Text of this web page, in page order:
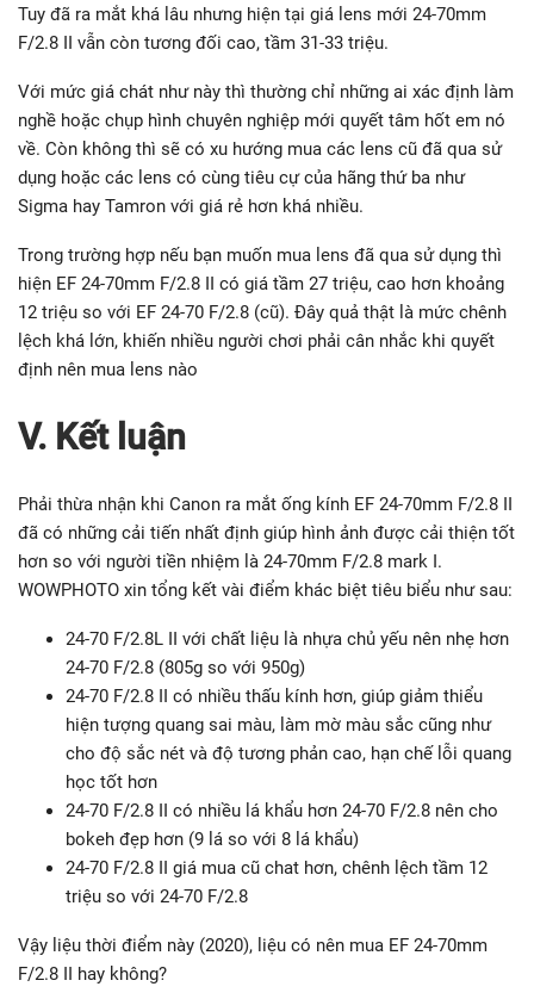
Tuy đã ra mắt khá lâu nhưng hiện tại giá lens mới 24-70mm
F/2.8 II vẫn còn tương đối cao, tầm 31-33 triệu.
Với mức giá chát như này thì thường chỉ những ai xác định làm
nghề hoặc chụp hình chuyên nghiệp mới quyết tâm hốt em nó
về. Còn không thì sẽ có xu hướng mua các lens cũ đã qua sử
dụng hoặc các lens có cùng tiêu cự của hãng thứ ba như
Sigma hay Tamron với giá rẻ hơn khá nhiều.
Trong trường hợp nếu bạn muốn mua lens đã qua sử dụng thì
hiện EF 24-70mm F/2.8 II có giá tầm 27 triệu, cao hơn khoảng
12 triệu so với EF 24-70 F/2.8 (cũ). Đây quả thật là mức chênh
lệch khá lớn, khiến nhiều người chơi phải cân nhắc khi quyết
định nên mua lens nào
V. Kết luận
Phải thừa nhận khi Canon ra mắt ống kính EF 24-70mm F/2.8 II
đã có những cải tiến nhất định giúp hình ảnh được cải thiện tốt
hơn so với người tiền nhiệm là 24-70mm F/2.8 mark I.
WOWPHOTO xin tổng kết vài điểm khác biệt tiêu biểu như sau:
24-70 F/2.8L II với chất liệu là nhựa chủ yếu nên nhẹ hơn
24-70 F/2.8 (805g so với 950g)
24-70 F/2.8 II có nhiều thấu kính hơn, giúp giảm thiểu
hiện tượng quang sai màu, làm mờ màu sắc cũng như
cho độ sắc nét và độ tương phản cao, hạn chế lỗi quang
học tốt hơn
24-70 F/2.8 II có nhiều lá khẩu hơn 24-70 F/2.8 nên cho
bokeh đẹp hơn (9 lá so với 8 lá khẩu)
24-70 F/2.8 II giá mua cũ chat hơn, chênh lệch tầm 12
triệu so với 24-70 F/2.8
Vậy liệu thời điểm này (2020), liệu có nên mua EF 24-70mm
F/2.8 II hay không?